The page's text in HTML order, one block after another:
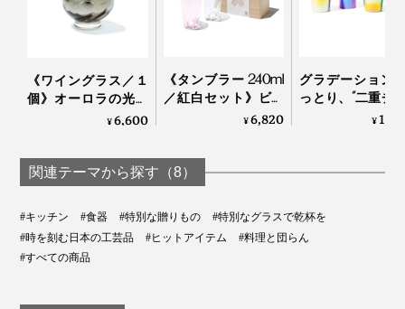
《ワイングラス／１
個》オーロラの光彩
で眼福を、まろやか
ーティンググラス｜
PROGRESS プログレ
¥6,600
《タンブラー 240ml
／紅白セット》ビー
ルやハイボールに、
ス（桐箱付き）｜
Sakurasaku
¥6,820
グラデーション
っとり、“二重チ
構造”でビールも
（250cc） | 燕三
¥
関連テーマから探す（8）
#キッチン #食器 #特別な贈りもの
#特別なグラスで乾杯を
#時を刻む日本の工芸品
#ヒットアイテム
#料理と団らん
#すべての商品